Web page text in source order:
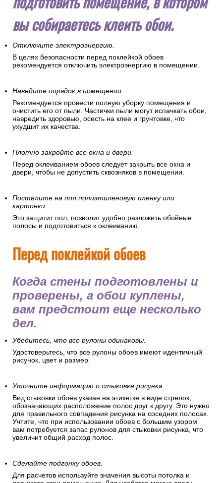
вы собираетесь клеить обои.
Отключите электроэнергию.
В целях безопасности перед поклейкой обоев
рекомендуется отключить электроэнергию в помещении.
Наведите порядок в помещении.
Рекомендуется провести полную уборку помещения и
очистить его от пыли. Частички пыли могут испачкать обои,
навредить здоровью, осесть на клее и грунтовке, что
ухудшит их качества.
Плотно закройте все окна и двери.
Перед оклеиванием обоев следует закрыть все окна и
двери, чтобы не допустить сквозняков в помещении.
Постелите на пол полиэтиленовую пленку или
картонки.
Это защитит пол, позволит удобно разложить обойные
полосы и подготовиться к оклеиванию.
Перед поклейкой обоев
Когда стены подготовлены и
проверены, а обои куплены,
вам предстоит еще несколько
дел.
Убедитесь, что все рулоны одинаковы.
Удостоверьтесь, что все рулоны обоев имеют идентичный
рисунок, цвет и размер.
Уточните информацию о стыковке рисунка.
Вид стыковки обоев указан на этикетке в виде стрелок,
обозначающих расположение полос друг к другу. Это нужно
для правильного совпадения рисунка на соседних полосах.
Учтите, что при использовании обоев с большим узором
вам потребуется запас рулонов для стыковки рисунка, что
увеличит общий расход полос.
Сделайте подгонку обоев.
Для расчетов используйте значения высоты потолка и